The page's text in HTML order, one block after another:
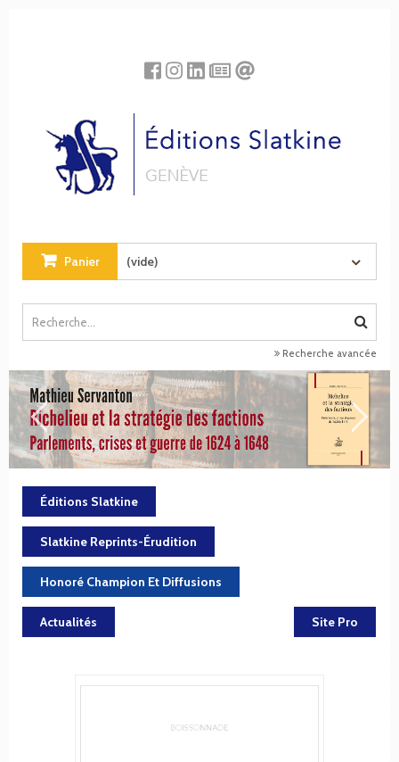
Panier (vide)
Recherche avancée
Éditions Slatkine
Slatkine Reprints-Érudition
Honoré Champion Et Diffusions
Actualités Site Pro